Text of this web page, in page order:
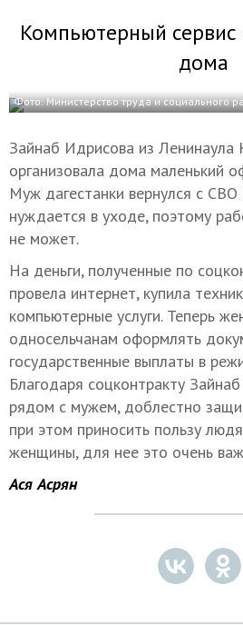
Компьютерный
дома
Фото: Министерство труда и социального
Зайнаб Идрисова из Ленинаула
организовала дома маленький
Муж дагестанки вернулся с СВО
нуждается в уходе, поэтому
не может.
На деньги, полученные по
провела интернет, купила
компьютерные услуги. Теперь
односельчанам оформлять
государственные выплаты в
Благодаря соцконтракту
рядом с мужем, доблестно
при этом приносить пользу
женщины, для нее это очень
Ася Асрян